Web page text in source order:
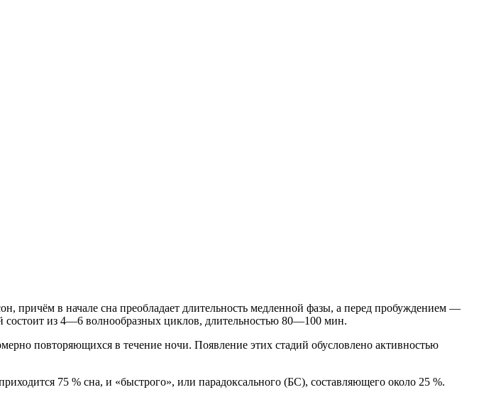
причём в начале сна преобладает длительность медленной фазы, а перед пробуждением —
состоит из 4—6 волнообразных циклов, длительностью 80—100 мин.
повторяющихся в течение ночи. Появление этих стадий обусловлено активностью
75 % сна, и «быстрого», или парадоксального (БС), составляющего около 25 %.